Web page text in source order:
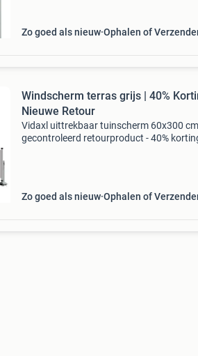
Zo goed als nieuw Ophalen of
Windscherm terras grijs | 40%
Nieuwe Retour
Vidaxl uittrekbaar tuinscherm 60x300
gecontroleerd retourproduct - 40%
Zo goed als nieuw Ophalen of